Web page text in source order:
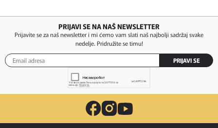
PRIJAVI SE NA NAŠ NEWSLETTER
Prijavite se za naš newsletter i mi ćemo vam slati naš najbolji sadržaj svake
nedelje. Pridružite se timu!
PRIJAVI SE